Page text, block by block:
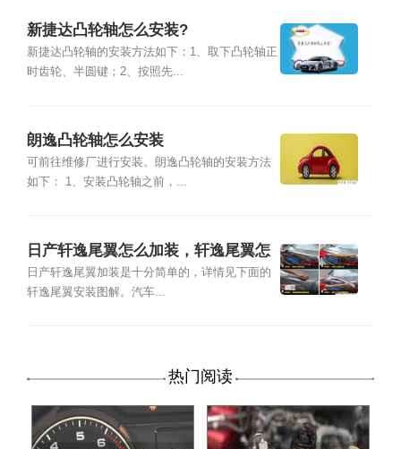
新捷达凸轮轴怎么安装?
新捷达凸轮轴的安装方法如下：1、取下凸轮轴正
时齿轮、半圆键；2、按照先...
朗逸凸轮轴怎么安装
可前往维修厂进行安装。朗逸凸轮轴的安装方法
如下： 1、安装凸轮轴之前，...
日产轩逸尾翼怎么加装，轩逸尾翼怎
么安装
日产轩逸尾翼加装是十分简单的，详情见下面的
轩逸尾翼安装图解。汽车...
热门阅读